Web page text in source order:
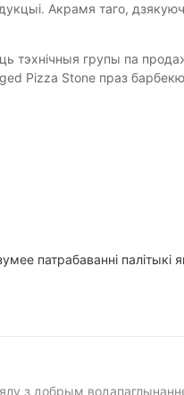
Акрамя таго,
тэхнічныя групы па
Pizza Stone праз
патрабаванні
ў духоўцы і можа ўбіраць лішнюю вільгаць у піцы,